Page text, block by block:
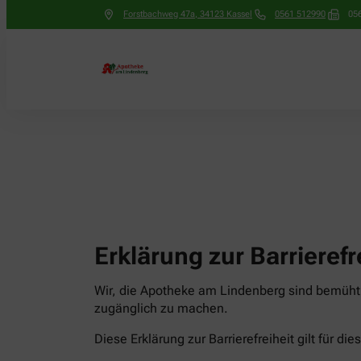
Forstbachweg 47a, 34123 Kassel 0561 512990
Erklärung zur
Wir, die Apotheke am Lindenberg sind
zugänglich zu machen.
Diese Erklärung zur Barrierefreiheit gilt für